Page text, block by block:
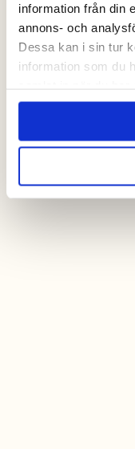
information från din
annons- och
Dessa kan i sin tur
information som du